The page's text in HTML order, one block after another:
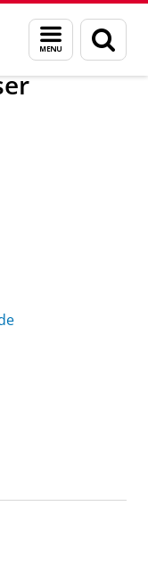
Menu
en
zoeken